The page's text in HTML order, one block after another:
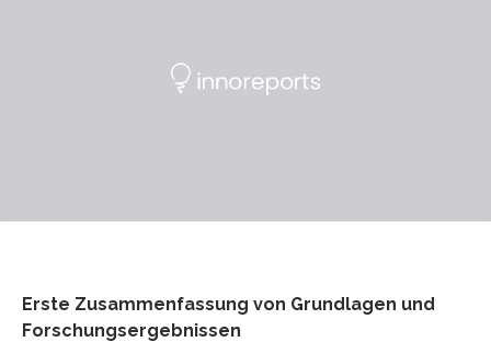
Erste Zusammenfassung von Grundlagen und
Forschungsergebnissen